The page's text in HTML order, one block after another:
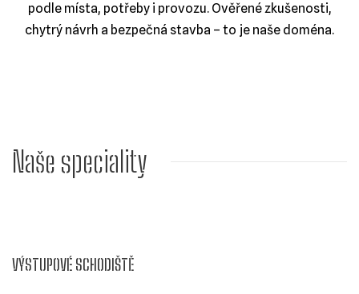
podle místa, potřeby i provozu. Ověřené zkušenosti,
chytrý návrh a bezpečná stavba – to je naše doména.
Naše speciality
VÝSTUPOVÉ SCHODIŠTĚ